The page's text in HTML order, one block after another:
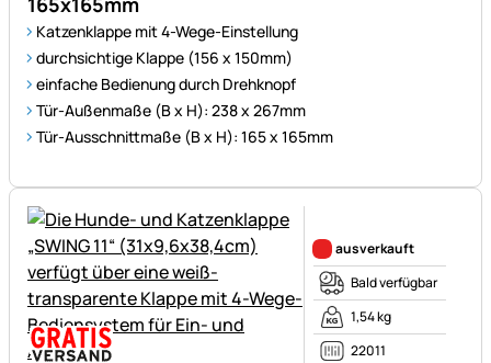
Katzenklappe mit 4-Wege-Einstellung
durchsichtige Klappe (156 x 150mm)
einfache Bedienung durch Drehknopf
Tür-Außenmaße (B x H): 238 x 267mm
Tür-Ausschnittmaße (B x H): 165 x 165mm
ausverkauft
Bald verfügbar
1,54 kg
22011